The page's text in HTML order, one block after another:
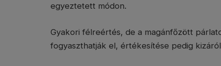
egyeztetett módon.
Gyakori félreértés, de a magánfőzött
fogyaszthatják el, értékesítése pedig